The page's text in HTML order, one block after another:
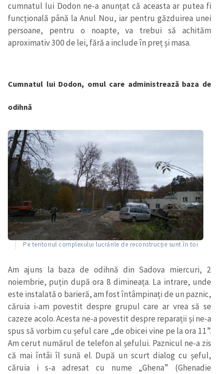
cumnatul lui Dodon ne-a anunțat că aceasta ar putea fi
funcțională până la Anul Nou, iar pentru găzduirea unei
persoane, pentru o noapte, va trebui să achităm
aproximativ 300 de lei, fără a include în preț și masa.
Cumnatul lui Dodon, omul care administrează baza de
odihnă
Pe teritoriul complexului lucrările de reconstrucție sunt în toi
Am ajuns la baza de odihnă din Sadova miercuri, 2
noiembrie, puțin după ora 8 dimineața. La intrare, unde
este instalată o barieră, am fost întâmpinați de un paznic,
căruia i-am povestit despre grupul care ar vrea să se
cazeze acolo. Acesta ne-a povestit despre reparații și ne-a
spus să vorbim cu șeful care „de obicei vine pe la ora 11”.
Am cerut numărul de telefon al șefului. Paznicul ne-a zis
că mai întâi îl sună el. După un scurt dialog cu șeful,
căruia i s-a adresat cu nume „Ghena” (Ghenadie